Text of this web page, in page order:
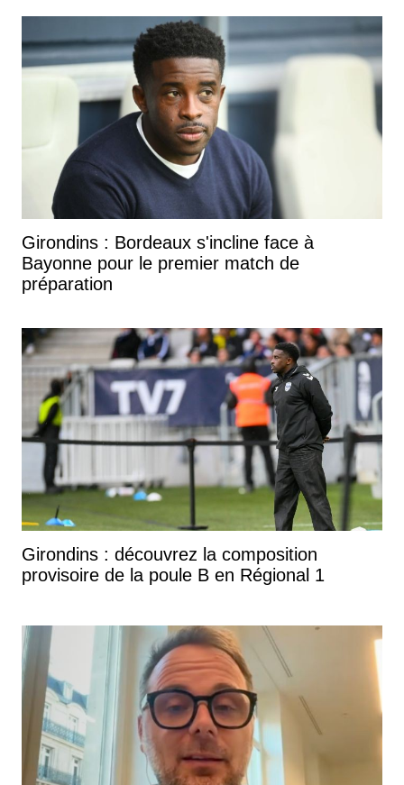
Girondins : Bordeaux s'incline face à
Bayonne pour le premier match de
préparation
Girondins : découvrez la composition
provisoire de la poule B en Régional 1